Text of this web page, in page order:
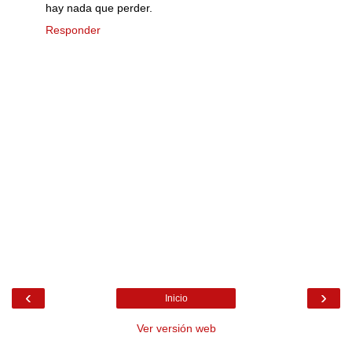
hay nada que perder.
Responder
‹ ›
Inicio
Ver versión web